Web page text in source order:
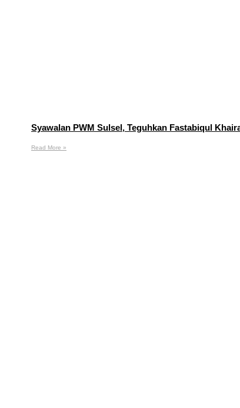
Syawalan PWM Sulsel, Teguhkan Fastabiqul
Read More »